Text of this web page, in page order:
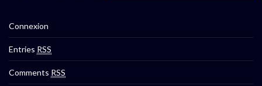
Connexion
Entries RSS
Comments RSS